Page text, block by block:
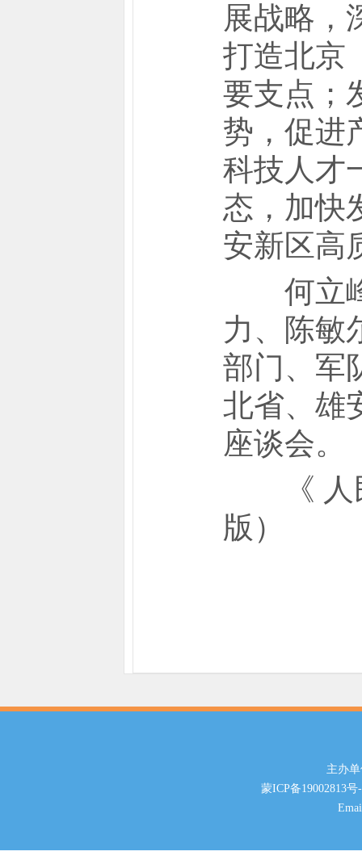
展战略，
打造北京
要支点；
势，促进
科技人才
态，加快
安新区高
何立峰
力、陈敏
部门、军
北省、雄
座谈会。
《 人民
版）
主办
蒙ICP备19002813号